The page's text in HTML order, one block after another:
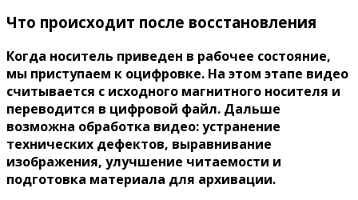
Что происходит после восстановления
Когда носитель приведен в рабочее состояние,
мы приступаем к оцифровке. На этом этапе видео
считывается с исходного магнитного носителя и
переводится в цифровой файл. Дальше
возможна обработка видео: устранение
технических дефектов, выравнивание
изображения, улучшение читаемости и
подготовка материала для архивации.